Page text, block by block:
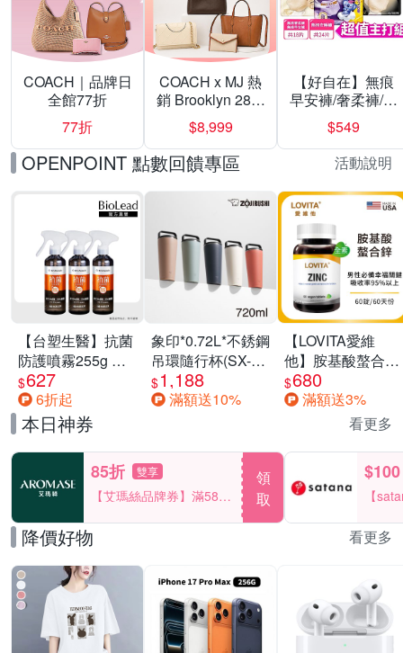
COACH｜品牌日
全館77折
77折
COACH x MJ 熱
銷 Brooklyn 28／
兩用／斜背包均
一價-多款可選
$8,999
【好自在】無痕
早安褲/奢柔褲/熊
抱安睡褲 超值組
任選一組 -生理
褲/衛生棉褲(無痕
褲18片、安睡褲
24片)
$549
OPENPOINT 點數回饋專區 活動說明
【台塑生醫】抗菌
防護噴霧255g 三
入組
$627
6折起
象印*0.72L*不銹鋼
吊環隨行杯(SX-
LA72H)
$1,188
滿額送10%
【LOVITA愛維
他】胺基酸螯合鋅
x2瓶30mg素食錠
(鋅錠)
$680
滿額送3%
本日神券 看更多
85折 雙享
【艾瑪絲品牌券】滿580
享85折！
領
取
$100
【
一件
降價好物 看更多